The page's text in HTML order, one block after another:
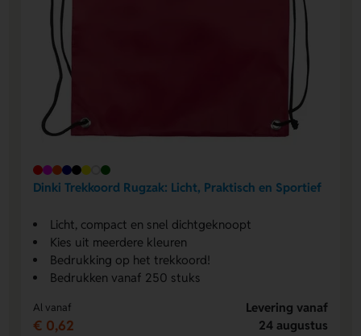
Dinki Trekkoord Rugzak: Licht, Praktisch en Sportief
Licht, compact en snel dichtgeknoopt
Kies uit meerdere kleuren
Bedrukking op het trekkoord!
Bedrukken vanaf 250 stuks
Al vanaf
€ 0,62
Levering vanaf
24 augustus